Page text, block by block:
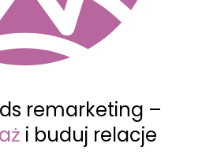
remarketing –
i buduj relacje